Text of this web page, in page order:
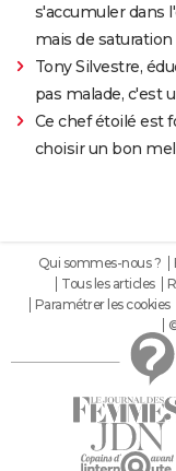
s'accumuler dans
mais de saturation
Tony Silvestre,
pas malade, c'est
Ce chef étoilé est
choisir un bon
Qui sommes-nous ?
Tous les articles
Paramétrer les cookies